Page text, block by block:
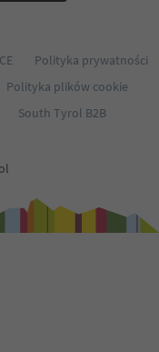
Polityka prywatności
Polityka plików cookie
South Tyrol B2B